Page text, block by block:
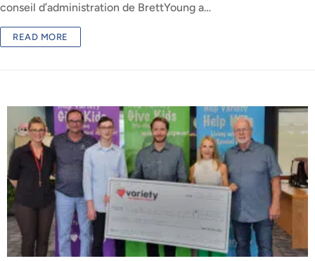
conseil d’administration de BrettYoung a…
READ MORE